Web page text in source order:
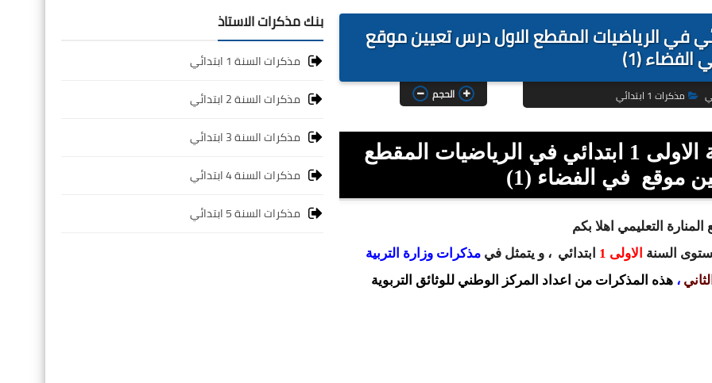
للسنة الاولى 1 ابتدائي في الرياضيات المقطع الاول درس تعيين موقع
الفضاء (1)
مذكرات 1 ابتدائي الحجم
تحميل المذكرات الوزارية للسنة الاولى 1 ابتدائي في الرياضيات المقطع
موقع في الفضاء (1)
التعليمي اهلا بكم
السنة الاولى 1 ابتدائي ، و يتمثل في مذكرات وزارة التربية
، هذه المذكرات من اعداد المركز الوطني للوثائق التربوية
بنك مذكرات الاستاذ
مذكرات السنة 1 ابتدائي
مذكرات السنة 2 ابتدائي
مذكرات السنة 3 ابتدائي
مذكرات السنة 4 ابتدائي
مذكرات السنة 5 ابتدائي